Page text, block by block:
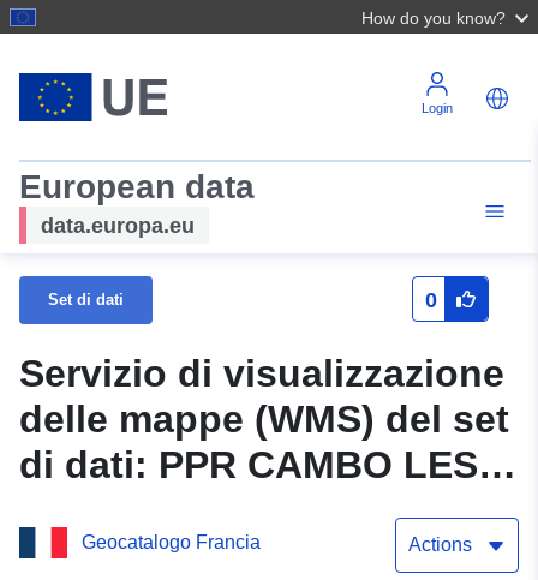
How do you know?
Login
European data
data.europa.eu
Set di dati 0
Servizio di visualizzazione
delle mappe (WMS) del set
di dati: PPR CAMBO LES
BAINS (64DDTM20160007)
— Area regolamentata del
Geocatalogo Francia Actions